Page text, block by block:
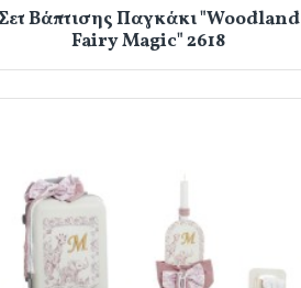
Βάπτισης Παγκάκι "Woodland
Fairy Magic" 2618